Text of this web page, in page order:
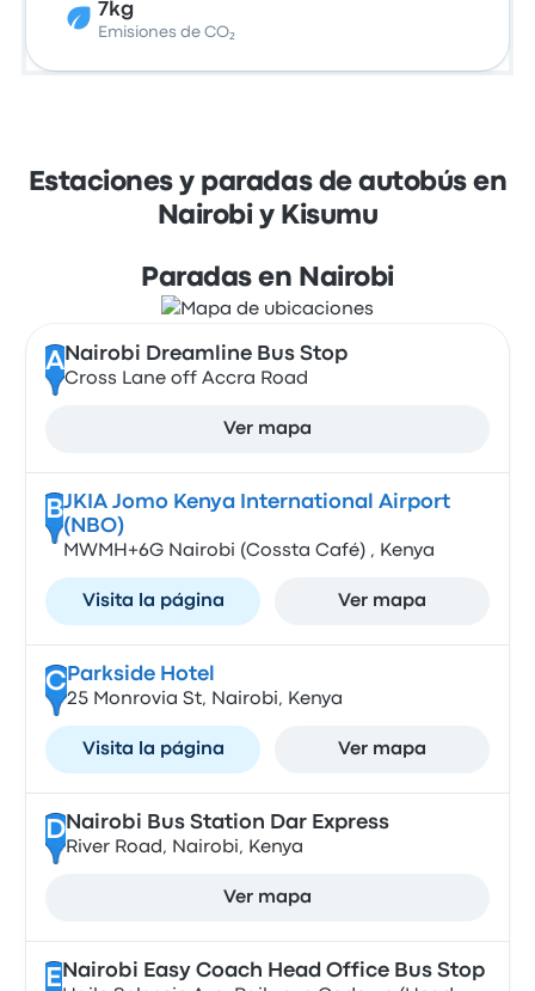
7kg
Emisiones de CO₂
Estaciones y paradas de autobús en
Nairobi y Kisumu
Paradas en Nairobi
A Nairobi Dreamline Bus Stop
Cross Lane off Accra Road
Ver mapa
BJKIA Jomo Kenya International Airport
(NBO)
MWMH+6G Nairobi (Cossta Café) , Kenya
Visita la página Ver mapa
CParkside Hotel
25 Monrovia St, Nairobi, Kenya
Visita la página Ver mapa
DNairobi Bus Station Dar Express
River Road, Nairobi, Kenya
Ver mapa
E Nairobi Easy Coach Head Office Bus Stop